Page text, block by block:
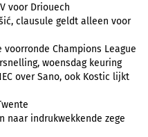
voor Driouech
clausule geldt alleen voor
voorronde Champions League
woensdag keuring
over Sano, ook Kostic lijkt
naar indrukwekkende zege